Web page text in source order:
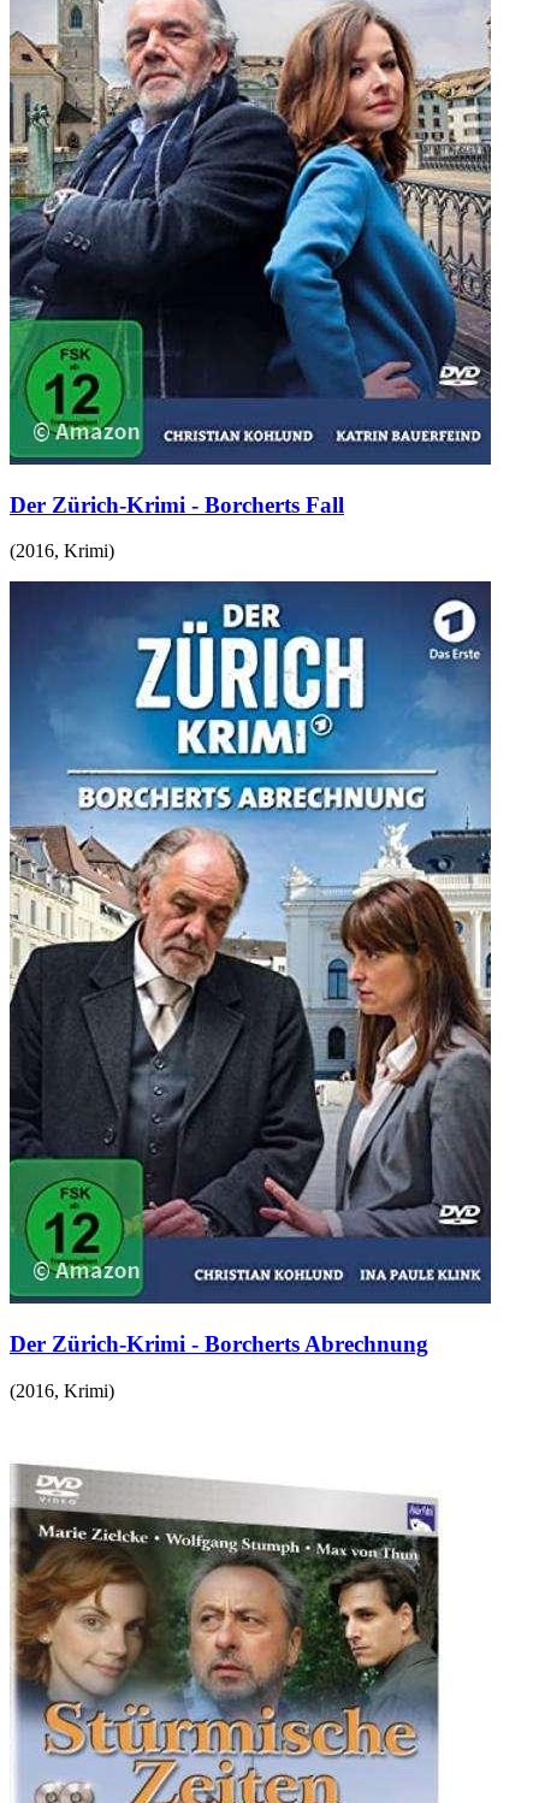
Der Zürich-Krimi - Borcherts Fall
(2016, Krimi)
Der Zürich-Krimi - Borcherts Abrechnung
(2016, Krimi)